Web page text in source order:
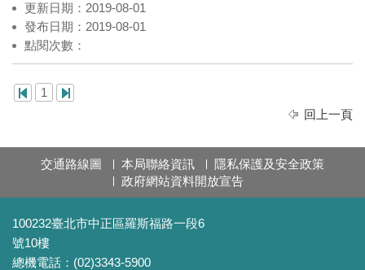
更新日期：2019-08-01
發布日期：2019-08-01
點閱次數：
1
回上一頁
交通路線圖 本局聯絡資訊
隱私保護及安全政策
政府網站資料開放宣告
100232臺北市中正區羅斯福路一段6
號10樓
總機電話：(02)3343-5900